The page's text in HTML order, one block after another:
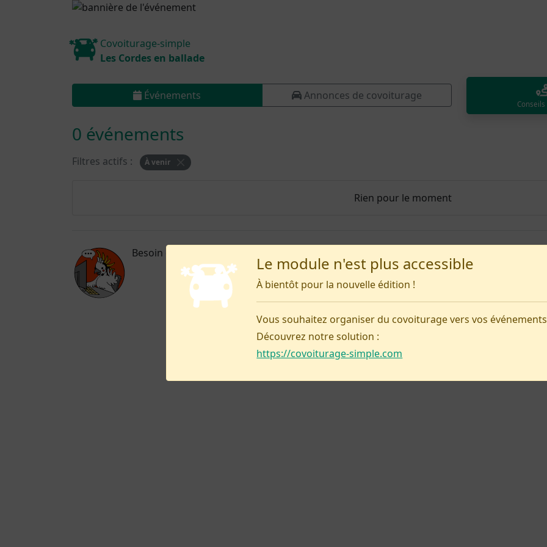
Le module n'est plus accessible
À bientôt pour la nouvelle édition !
Vous souhaitez organiser du covoiturage vers vos
Découvrez notre solution :
https://covoiturage-simple.com
Covoiturage-simple
Les Cordes en ballade
Événements Annonces de covoiturage
0 événements
Filtres actifs : À venir
Rien pour le moment
Besoin d’aide, signaler un problème ?